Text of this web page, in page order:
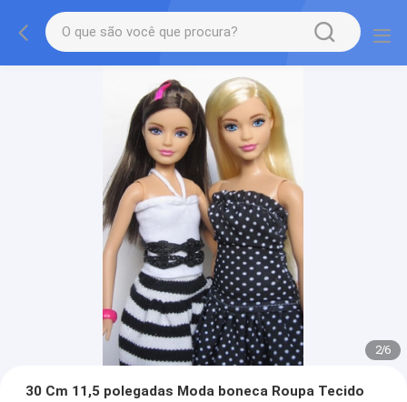
2/6
30 Cm 11,5 polegadas Moda boneca Roupa Tecido